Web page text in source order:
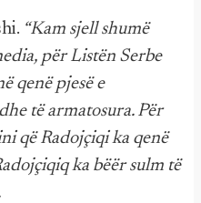
“Kam sjell shumë
për Listën Serbe
qenë pjesë e
të armatosura. Për
që Radojçiqi ka qenë
ka bëër sulm të